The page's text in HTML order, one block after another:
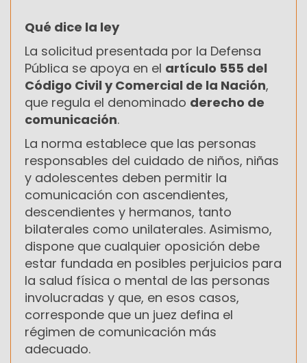
Qué dice la ley
La solicitud presentada por la Defensa
Pública se apoya en el artículo 555 del
Código Civil y Comercial de la Nación,
que regula el denominado derecho de
comunicación.
La norma establece que las personas
responsables del cuidado de niños, niñas
y adolescentes deben permitir la
comunicación con ascendientes,
descendientes y hermanos, tanto
bilaterales como unilaterales. Asimismo,
dispone que cualquier oposición debe
estar fundada en posibles perjuicios para
la salud física o mental de las personas
involucradas y que, en esos casos,
corresponde que un juez defina el
régimen de comunicación más
adecuado.